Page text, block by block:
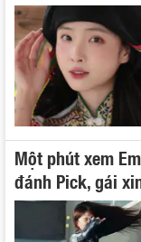
Một phút xem
đánh Pick, gái